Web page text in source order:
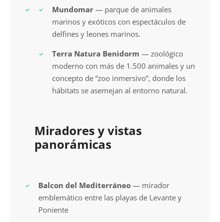
Mundomar — parque de animales
marinos y exóticos con espectáculos de
delfines y leones marinos.
Terra Natura Benidorm — zoológico
moderno con más de 1.500 animales y un
concepto de “zoo inmersivo”, donde los
hábitats se asemejan al entorno natural.
Miradores y vistas
panorámicas
Balcon del Mediterráneo — mirador
emblemático entre las playas de Levante y
Poniente